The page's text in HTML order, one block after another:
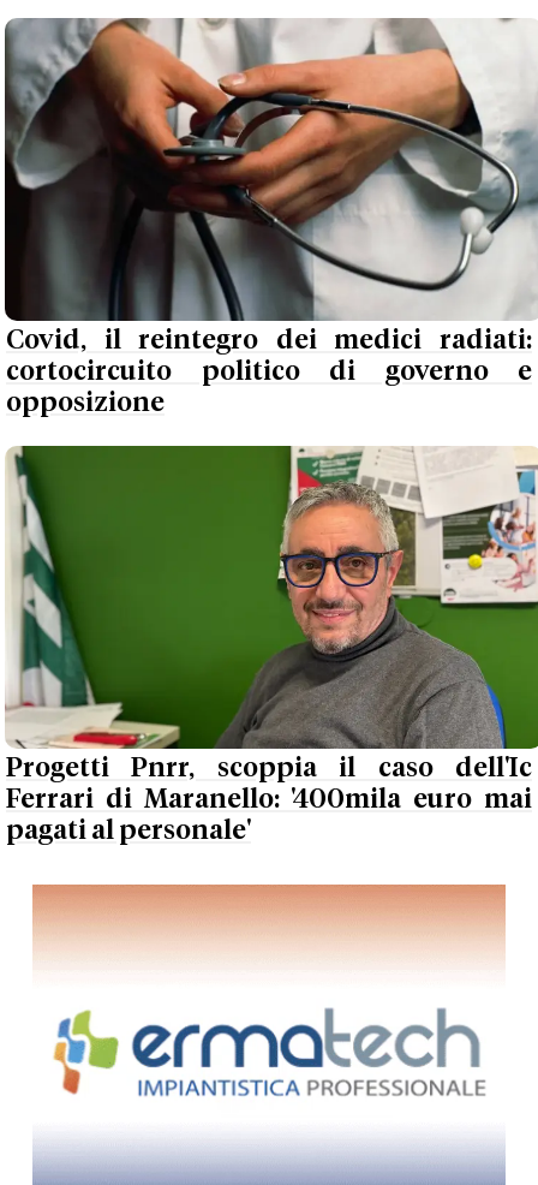
Covid, il reintegro dei medici radiati:
cortocircuito politico di governo e
opposizione
Progetti Pnrr, scoppia il caso dell'Ic
Ferrari di Maranello: '400mila euro mai
pagati al personale'